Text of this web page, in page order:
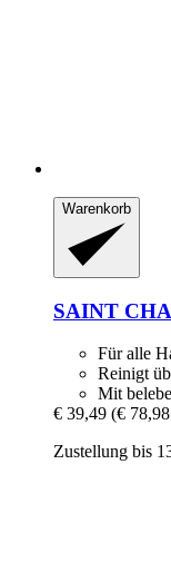
Warenkorb
SAINT
Für alle
Reinigt
Mit
€ 39,49 (€
Zustellung bis